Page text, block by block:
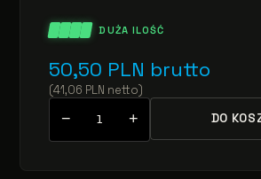
DUŻA ILOŚĆ
50,50 PLN brutto
(41,06 PLN netto)
− + DO